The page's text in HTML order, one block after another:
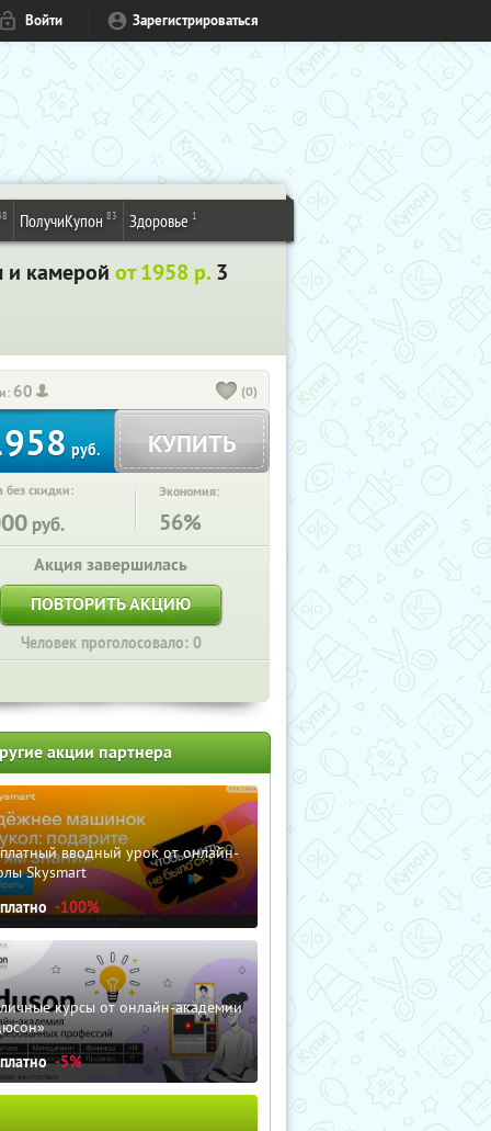
Войти Зарегистрироваться
ПолучиКупон 83 Здоровье 1
и камерой от 1958 р. 3
60 (0)
руб. КУПИТЬ
без скидки:
руб.
Экономия:
56%
Акция завершилась
ПОВТОРИТЬ АКЦИЮ
Человек проголосовало: 0
акции партнера
вводный урок от онлайн-
Skysmart
-100%
курсы от онлайн-академии
-5%